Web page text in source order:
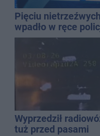
Pięciu
wpadło w ręce
promila
Wyprzedził
tuż przed pasami